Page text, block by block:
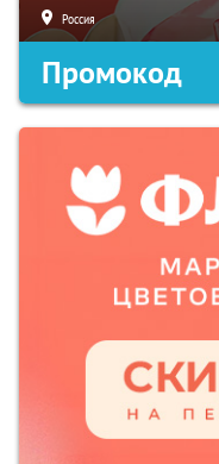
Россия
Промокод